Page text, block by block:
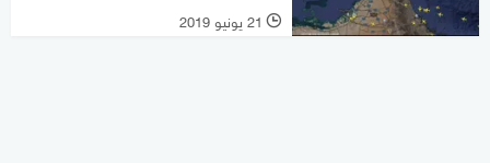
l 21 يونيو 2019